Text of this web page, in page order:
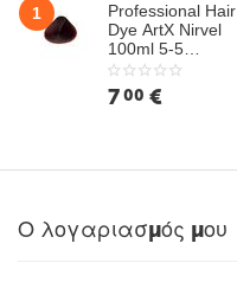
1
Professional Hair
Dye ArtX Nirvel
100ml 5-5
Mahogany Light
Chestnut
7 00 €
Ο λογαριασμός μου